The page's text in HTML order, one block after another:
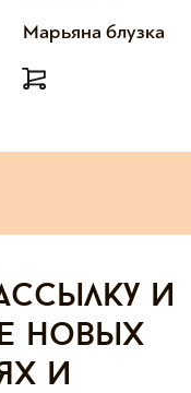
Марьяна блузка
и
новых
и